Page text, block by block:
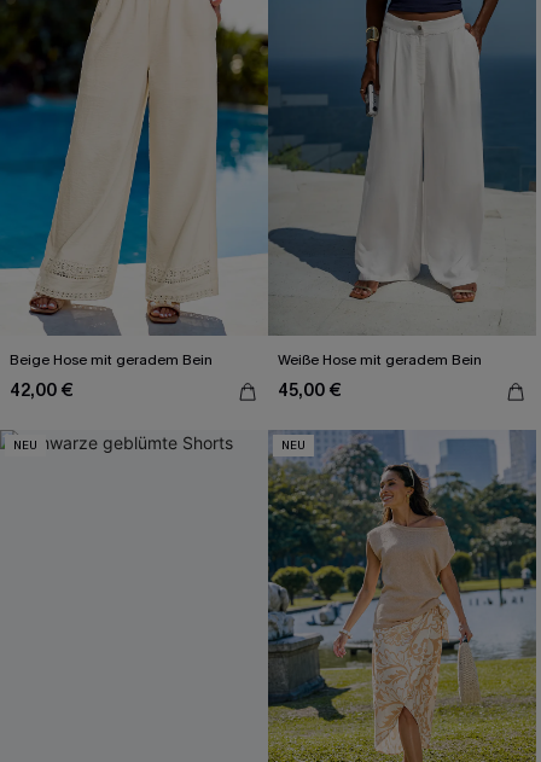
Beige Hose mit geradem Bein
42,00 €
Weiße Hose mit geradem Bein
45,00 €
NEU NEU